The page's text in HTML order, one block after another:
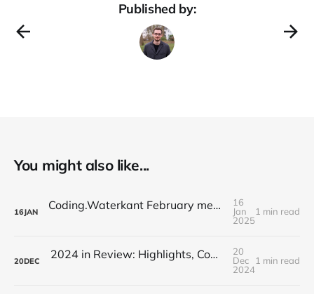
Published by:
You might also like...
16JAN Coding.Waterkant February meetup: Identifying Toxic Commits // Auto-Documentation for Repositories
16
Jan
2025
1 min read
20DEC 2024 in Review: Highlights, Community, and a Festive Farewell
20
Dec
2024
1 min read